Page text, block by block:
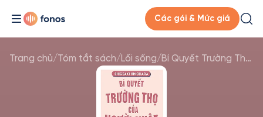
Các gói & Mức giá
Trang chủ/Tóm tắt sách/Lối sống/ Bí Quyết Trường Thọ Của Người Nhật